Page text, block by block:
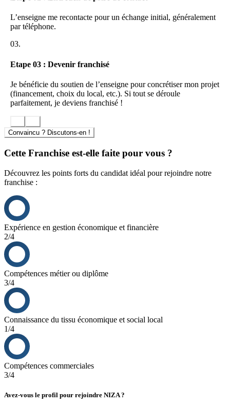
L’enseigne me recontacte pour un échange initial, généralement
par téléphone.
03.
Etape 03 : Devenir franchisé
Je bénéficie du soutien de l’enseigne pour concrétiser mon projet
(financement, choix du local, etc.). Si tout se déroule
parfaitement, je deviens franchisé !
Convaincu ? Discutons-en !
Cette Franchise est-elle faite pour vous ?
Découvrez les points forts du candidat idéal pour rejoindre notre
franchise :
Expérience en gestion économique et financière
2/4
Compétences métier ou diplôme
3/4
Connaissance du tissu économique et social local
1/4
Compétences commerciales
3/4
Avez-vous le profil pour rejoindre NIZA ?